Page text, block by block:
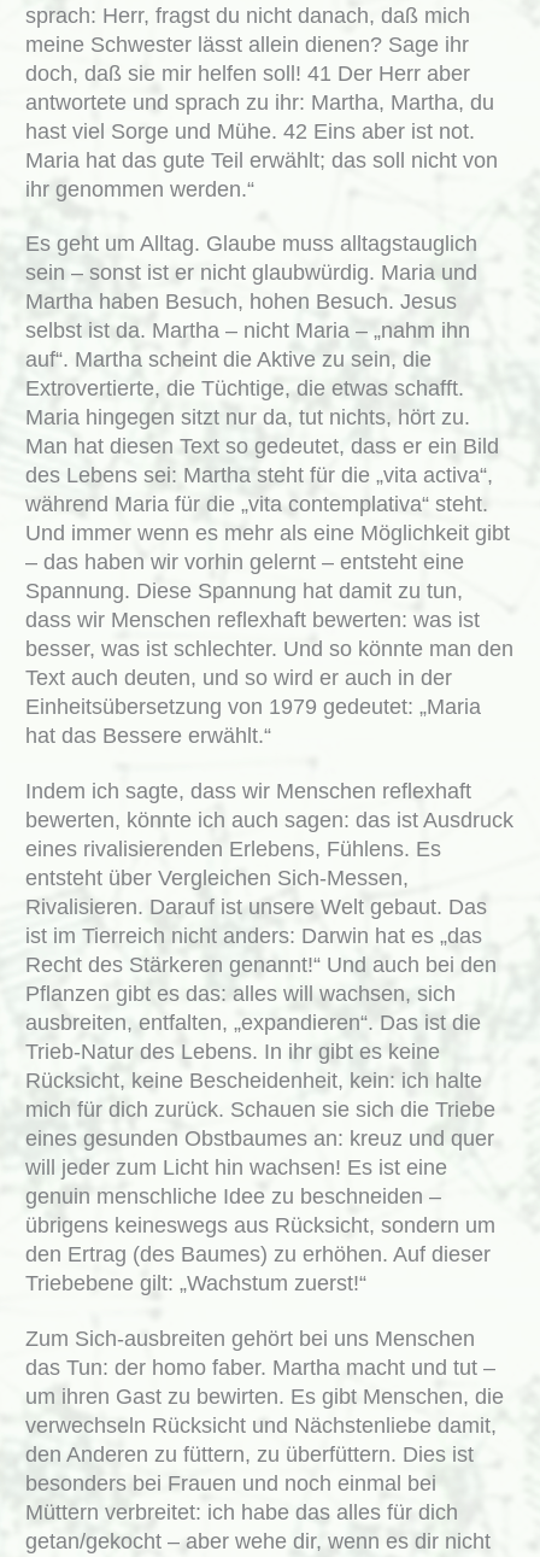
sprach: Herr, fragst du nicht danach, daß mich
meine Schwester lässt allein dienen? Sage ihr
doch, daß sie mir helfen soll! 41 Der Herr aber
antwortete und sprach zu ihr: Martha, Martha, du
hast viel Sorge und Mühe. 42 Eins aber ist not.
Maria hat das gute Teil erwählt; das soll nicht von
ihr genommen werden.“
Es geht um Alltag. Glaube muss alltagstauglich
sein – sonst ist er nicht glaubwürdig. Maria und
Martha haben Besuch, hohen Besuch. Jesus
selbst ist da. Martha – nicht Maria – „nahm ihn
auf“. Martha scheint die Aktive zu sein, die
Extrovertierte, die Tüchtige, die etwas schafft.
Maria hingegen sitzt nur da, tut nichts, hört zu.
Man hat diesen Text so gedeutet, dass er ein Bild
des Lebens sei: Martha steht für die „vita activa“,
während Maria für die „vita contemplativa“ steht.
Und immer wenn es mehr als eine Möglichkeit gibt
– das haben wir vorhin gelernt – entsteht eine
Spannung. Diese Spannung hat damit zu tun,
dass wir Menschen reflexhaft bewerten: was ist
besser, was ist schlechter. Und so könnte man den
Text auch deuten, und so wird er auch in der
Einheitsübersetzung von 1979 gedeutet: „Maria
hat das Bessere erwählt.“
Indem ich sagte, dass wir Menschen reflexhaft
bewerten, könnte ich auch sagen: das ist Ausdruck
eines rivalisierenden Erlebens, Fühlens. Es
entsteht über Vergleichen Sich-Messen,
Rivalisieren. Darauf ist unsere Welt gebaut. Das
ist im Tierreich nicht anders: Darwin hat es „das
Recht des Stärkeren genannt!“ Und auch bei den
Pflanzen gibt es das: alles will wachsen, sich
ausbreiten, entfalten, „expandieren“. Das ist die
Trieb-Natur des Lebens. In ihr gibt es keine
Rücksicht, keine Bescheidenheit, kein: ich halte
mich für dich zurück. Schauen sie sich die Triebe
eines gesunden Obstbaumes an: kreuz und quer
will jeder zum Licht hin wachsen! Es ist eine
genuin menschliche Idee zu beschneiden –
übrigens keineswegs aus Rücksicht, sondern um
den Ertrag (des Baumes) zu erhöhen. Auf dieser
Triebebene gilt: „Wachstum zuerst!“
Zum Sich-ausbreiten gehört bei uns Menschen
das Tun: der homo faber. Martha macht und tut –
um ihren Gast zu bewirten. Es gibt Menschen, die
verwechseln Rücksicht und Nächstenliebe damit,
den Anderen zu füttern, zu überfüttern. Dies ist
besonders bei Frauen und noch einmal bei
Müttern verbreitet: ich habe das alles für dich
getan/gekocht – aber wehe dir, wenn es dir nicht